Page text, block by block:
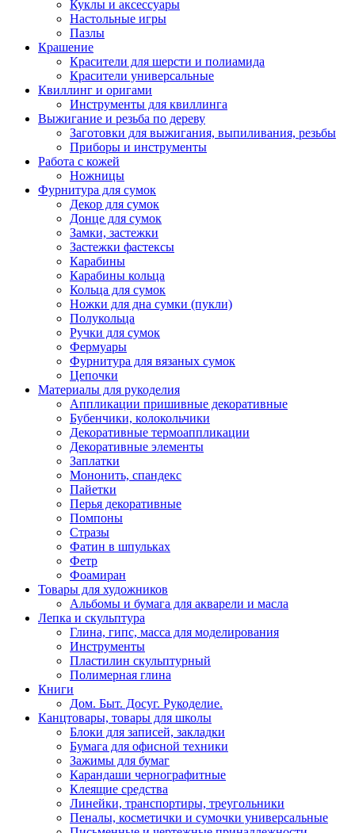
Куклы и аксессуары
Настольные игры
Пазлы
Крашение
Красители для шерсти и полиамида
Красители универсальные
Квиллинг и оригами
Инструменты для квиллинга
Выжигание и резьба по дереву
Заготовки для выжигания, выпиливания, резьбы
Приборы и инструменты
Работа с кожей
Ножницы
Фурнитура для сумок
Декор для сумок
Донце для сумок
Замки, застежки
Застежки фастексы
Карабины
Карабины кольца
Кольца для сумок
Ножки для дна сумки (пукли)
Полукольца
Ручки для сумок
Фермуары
Фурнитура для вязаных сумок
Цепочки
Материалы для рукоделия
Аппликации пришивные декоративные
Бубенчики, колокольчики
Декоративные термоаппликации
Декоративные элементы
Заплатки
Мононить, спандекс
Пайетки
Перья декоративные
Помпоны
Стразы
Фатин в шпульках
Фетр
Фоамиран
Товары для художников
Альбомы и бумага для акварели и масла
Лепка и скульптура
Глина, гипс, масса для моделирования
Инструменты
Пластилин скульптурный
Полимерная глина
Книги
Дом. Быт. Досуг. Рукоделие.
Канцтовары, товары для школы
Блоки для записей, закладки
Бумага для офисной техники
Зажимы для бумаг
Карандаши чернографитные
Клеящие средства
Линейки, транспортиры, треугольники
Пеналы, косметички и сумочки универсальные